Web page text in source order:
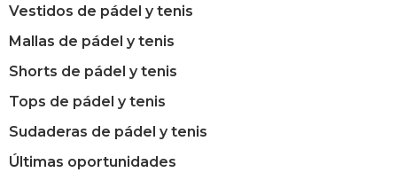
Vestidos de pádel y tenis
Mallas de pádel y tenis
Shorts de pádel y tenis
Tops de pádel y tenis
Sudaderas de pádel y tenis
Últimas oportunidades